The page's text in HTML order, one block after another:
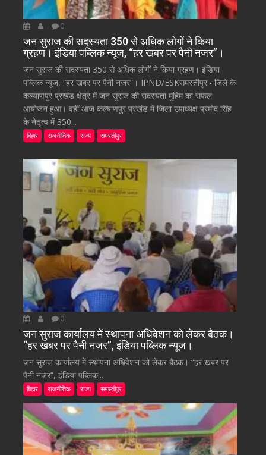
0
जन सुराज की सदस्यता 350 से अधिक लोगों ने किया
ग्रहण। इंडिया पब्लिक न्यूज, “हर खबर पर पैनी नजर”।
जन सुराज की सदस्यता 350 से अधिक लोगों ने किया ग्रहण। इंडिया
पब्लिक न्यूज, “हर खबर पर पैनी नजर”। IPND/ESKसमस्तीपुर:- जिले के
कल्याणपुर प्रखंड क्षेत्र में जन सुराज की सदस्यता मुहिम का सफल
आयोजन हुआ। वहीं आज कल्याणपुर प्रखंड में जिला उपाध्यक्ष प्रमोद सिंह
के नेतृत्व में 350...
बिहार राजनीतिक राज्य समस्तीपुर
0
जन सुराज कार्यालय में स्थापना अधिवेशन को लेकर बैठक।
“हर खबर पर पैनी नजर”, इंडिया पब्लिक न्यूज।
जन सुराज कार्यालय में स्थापना अधिवेशन को लेकर बैठक। “हर खबर पर
पैनी नजर”, इंडिया पब्लिक...
बिहार राजनीतिक राज्य समस्तीपुर